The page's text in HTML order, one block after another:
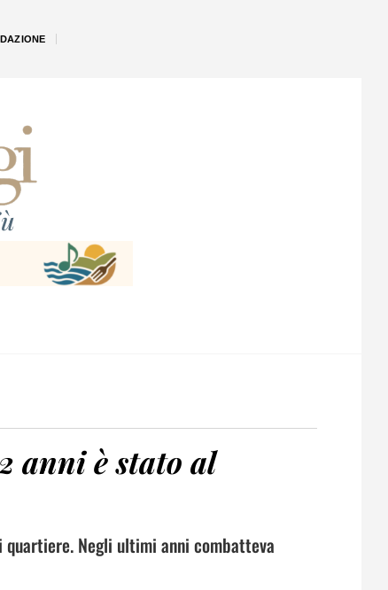
anni è stato al
quartiere. Negli ultimi anni combatteva